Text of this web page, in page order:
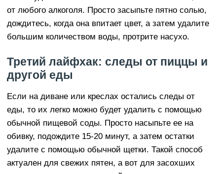
от любого алкоголя. Просто засыпьте пятно солью,
дождитесь, когда она впитает цвет, а затем удалите
большим количеством воды, протрите насухо.
Третий лайфхак: следы от пиццы и
другой еды
Если на диване или креслах остались следы от
еды, то их легко можно будет удалить с помощью
обычной пищевой соды. Просто насыпьте ее на
обивку, подождите 15-20 минут, а затем остатки
удалите с помощью обычной щетки. Такой способ
актуален для свежих пятен, а вот для засохших